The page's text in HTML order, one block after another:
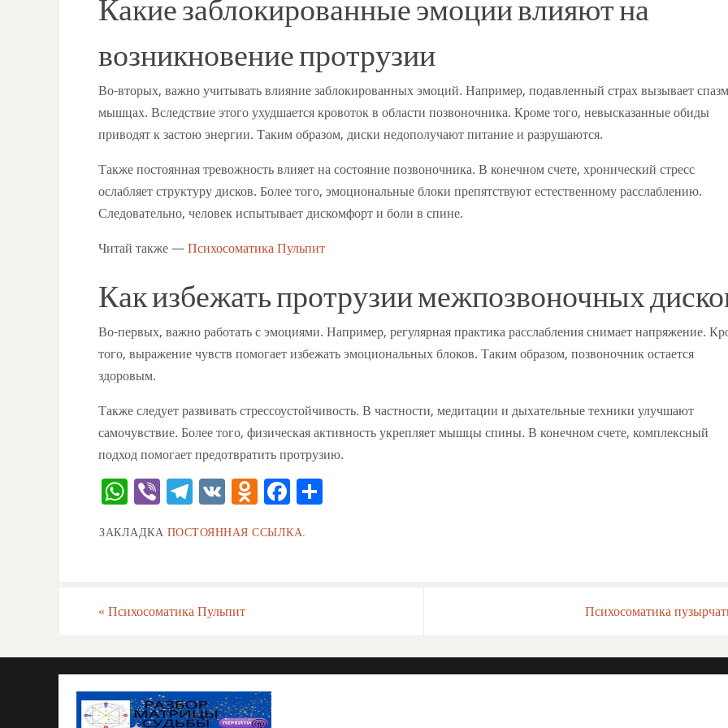
Какие заблокированные эмоции влияют на
возникновение протрузии
Во-вторых, важно учитывать влияние заблокированных эмоций. Например, подавленный страх вызывает
мышцах. Вследствие этого ухудшается кровоток в области позвоночника. Кроме того, невысказанные обиды
приводят к застою энергии. Таким образом, диски недополучают питание и разрушаются.
Также постоянная тревожность влияет на состояние позвоночника. В конечном счете, хронический стресс
ослабляет структуру дисков. Более того, эмоциональные блоки препятствуют естественному расслаблению.
Следовательно, человек испытывает дискомфорт и боли в спине.
Читай также —Психосоматика Пульпит
Как избежать протрузии межпозвоночных
Во-первых, важно работать с эмоциями. Например, регулярная практика расслабления снимает напряжение.
того, выражение чувств помогает избежать эмоциональных блоков. Таким образом, позвоночник остается
здоровым.
Также следует развивать стрессоустойчивость. В частности, медитации и дыхательные техники улучшают
самочувствие. Более того, физическая активность укрепляет мышцы спины. В конечном счете, комплексный
подход помогает предотвратить протрузию.
W
at
p
Vi
er
T
e
m
V O
n
ni
ki
F
c
k
ЗАКЛАДКА ПОСТОЯННАЯ ССЫЛКА
« Психосоматика Пульпит Психосоматика